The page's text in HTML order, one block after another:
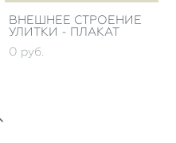
ВНЕШНЕЕ СТРОЕНИЕ
УЛИТКИ - ПЛАКАТ
0 pуб.